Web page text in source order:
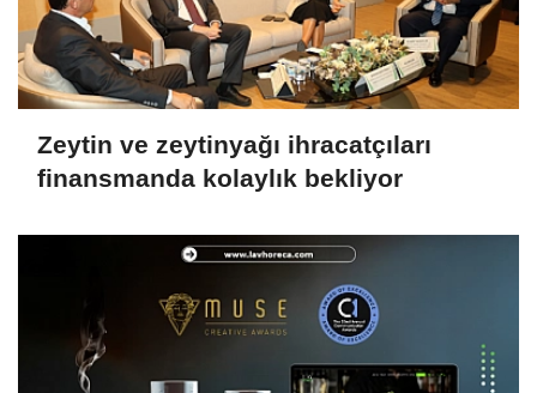
Zeytin ve zeytinyağı ihracatçıları
finansmanda kolaylık bekliyor